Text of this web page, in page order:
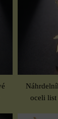
oceli list